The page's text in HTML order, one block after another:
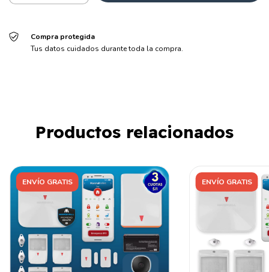
Compra protegida
Tus datos cuidados durante toda la compra.
Productos relacionados
ENVÍO GRATIS ENVÍO GRATIS